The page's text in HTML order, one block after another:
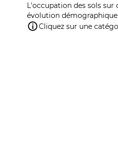
L'occupation des sols
évolution
Cliquez sur une